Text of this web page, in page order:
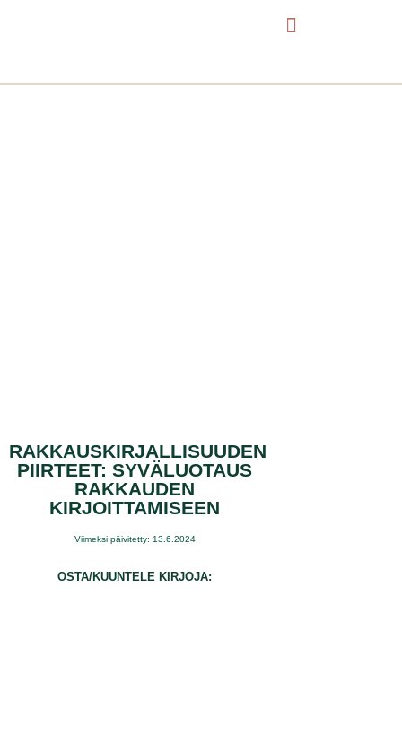
RAKKAUSKIRJALLISUUDEN
PIIRTEET: SYVÄLUOTAUS
RAKKAUDEN
KIRJOITTAMISEEN
Viimeksi päivitetty: 13.6.2024
OSTA/KUUNTELE KIRJOJA: